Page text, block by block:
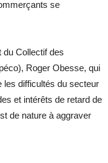
se
du Collectif des
Roger Obesse, qui
les difficultés du secteur
et intérêts de retard de
de nature à aggraver